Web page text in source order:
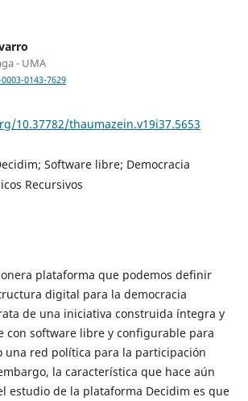
- UMA
0143-7629
10.37782/thaumazein.v19i37.5653
Software libre; Democracia
Recursivos
plataforma que podemos definir
digital para la democracia
de una iniciativa construida íntegra y
con software libre y configurable para
una red política para la participación
la característica que hace aún
estudio de la plataforma Decidim es que